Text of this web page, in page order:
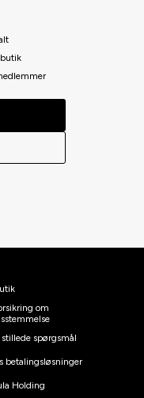
om
spørgsmål
betalingsløsninger
Holding